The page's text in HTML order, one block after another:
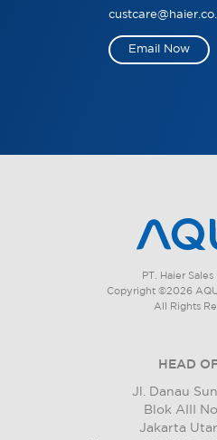
Email Now
PT. Haier
Copyright ©2026
All Rights
HEAD
Jl. Danau
Blok AIII
Jakarta